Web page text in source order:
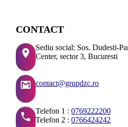
CONTACT
Sediu social: Sos. Dudesti-
Center, sector 3, Bucuresti
contact@grupdzc.ro
Telefon 1 : 0769222200
Telefon 2 : 0766424242